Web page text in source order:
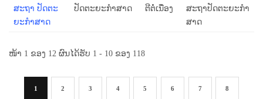
ສະຖາ ປັດຕະ
ຍະກຳສາດ
ປັດຕະຍະກຳສາດ
ຕີຕໍ່ເນື່ອງ
ສະຖາປັດຕະຍະກຳ
ສາດ
ໜ້າ 1 ຂອງ 12 ຜົນໄດ້ຮັບ 1 - 10 ຂອງ 118
1 2 3 4 5 6 7 8